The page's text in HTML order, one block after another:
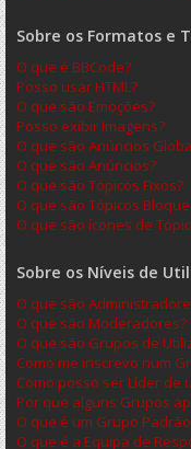
Sobre os Formatos e
O que é BBCode?
Posso usar HTML?
O que são Emoções?
Posso exibir Imagens?
O que são Anúncios
O que são Anúncios?
O que são Tópicos Fixos?
O que são Tópicos
O que são ícones de
Sobre os Níveis de
O que são
O que são Moderadores?
O que são Grupos de
Como me inscrevo num
Como posso ser Líder de
Por que alguns Grupos
O que é um Grupo
O que é a Equipa de